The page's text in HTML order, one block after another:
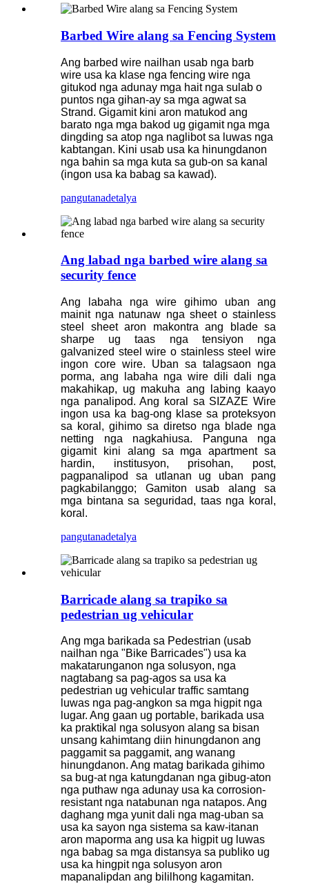
Barbed Wire alang sa Fencing System
Ang barbed wire nailhan usab nga barb
wire usa ka klase nga fencing wire nga
gitukod nga adunay mga hait nga sulab o
puntos nga gihan-ay sa mga agwat sa
Strand. Gigamit kini aron matukod ang
barato nga mga bakod ug gigamit nga mga
dingding sa atop nga naglibot sa luwas nga
kabtangan. Kini usab usa ka hinungdanon
nga bahin sa mga kuta sa gub-on sa kanal
(ingon usa ka babag sa kawad).
pangutanadetalya
Ang labad nga barbed wire alang sa
security fence
Ang labaha nga wire gihimo uban ang
mainit nga natunaw nga sheet o stainless
steel sheet aron makontra ang blade sa
sharpe ug taas nga tensiyon nga
galvanized steel wire o stainless steel wire
ingon core wire. Uban sa talagsaon nga
porma, ang labaha nga wire dili dali nga
makahikap, ug makuha ang labing kaayo
nga panalipod. Ang koral sa SIZAZE Wire
ingon usa ka bag-ong klase sa proteksyon
sa koral, gihimo sa diretso nga blade nga
netting nga nagkahiusa. Panguna nga
gigamit kini alang sa mga apartment sa
hardin, institusyon, prisohan, post,
pagpanalipod sa utlanan ug uban pang
pagkabilanggo; Gamiton usab alang sa
mga bintana sa seguridad, taas nga koral,
koral.
pangutanadetalya
Barricade alang sa trapiko sa
pedestrian ug vehicular
Ang mga barikada sa Pedestrian (usab
nailhan nga "Bike Barricades") usa ka
makatarunganon nga solusyon, nga
nagtabang sa pag-agos sa usa ka
pedestrian ug vehicular traffic samtang
luwas nga pag-angkon sa mga higpit nga
lugar. Ang gaan ug portable, barikada usa
ka praktikal nga solusyon alang sa bisan
unsang kahimtang diin hinungdanon ang
paggamit sa paggamit, ang wanang
hinungdanon. Ang matag barikada gihimo
sa bug-at nga katungdanan nga gibug-aton
nga puthaw nga adunay usa ka corrosion-
resistant nga natabunan nga natapos. Ang
daghang mga yunit dali nga mag-uban sa
usa ka sayon ​​nga sistema sa kaw-itanan
aron maporma ang usa ka higpit ug luwas
nga babag sa mga distansya sa publiko ug
usa ka hingpit nga solusyon aron
mapanalipdan ang bililhong kagamitan.